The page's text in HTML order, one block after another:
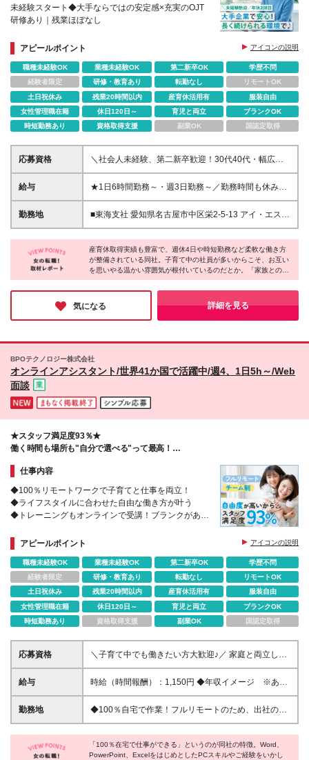
未経験スタート◆大手ならではの安定感×充実のOJT
研修あり｜残業ほぼなし
アピールポイント アイコンの説明
職種未経験OK 業種未経験OK 第二新卒OK
学歴不問
経験者限定
研修・教育あり 転勤なし
リモートOK
土日祝休み
残業20時間以内 産育休活用有
服装自由
女性管理職在籍
休日120日～ 育児と両立
ブランクOK
時短勤務あり
資格取得支援 副業OK 国認定取得
応募資格
＼社会人未経験、第二新卒歓迎！30代40代・幅広い
世代が活躍中♪／ ◆経験不問 ◆学歴不問 ※函館五稜郭
店に関しては宅建資格が必須になります。 ＼歓迎条
ができる方を歓迎いたします。 ━★1つでも当てはま
る方はぜひご応募ください！★━ ◇趣味も仕事も充
近いメンバーと一緒に働きたい ◇大手企業で安定し
て働きたい ◇この先も長く働ける環境で活躍したい
給与
★1日6時間勤務～・週3日勤務～／勤務時間も休みも
選べる！※勤務地によって異なる ★毎年の定期昇給あ
り！（※5年目まで） 月給：172,000～229,300円 ＋
／ ★定期昇給あり！ ……………………… 勤続1年で
2,500円／月、5年目には1万2,500円／月ずつ昇給！
無理せず、コツコツ頑張り続けるだけで、月給は着実
勤務地
■東海支社 愛知県名古屋市中区栄2-5-13 アイ・エスビ
ル9階 ＊名古屋市営地下鉄東山線・名城線「栄駅」 ＊
名古屋市営東山線・鶴舞線「伏見」駅から徒歩7分 ■
和歌山営業所 和歌山県和歌山市吉田571 2階 ＊紀勢本
線「和歌山駅」から徒歩5分 ■函館五稜郭店 北海道函
館市本町26-18 第二名美ビル 1階 ＊函館市電「五稜郭
公園前駅」から徒歩2分 (変更の範囲)上記を除く当社
関連勤務地
産育休取得実績も豊富で、週休4日や時短勤務など柔軟な働き方
が整備されている同社。子育て中の社員が多いからこそ、お互い
を思いやる温かい雰囲気が根付いているのだとか。「家族との時
間を大切にしながらキャリアも積める」という理想を、この会社
は実現していました。風通しの良さと制度の充実度があれば、ど
んな方でも安心して働き続けられるのではないでしょうか♪
気になる 詳細を見る
BPOテクノロジー株式会社
オンラインアシスタント/世界41か国で活躍中/週4、1日5h～/Web
面談
★スタッフ満足度93％★
働く時間も場所も"自分で選べる"って最高！
仕事内容
◆100％リモートワークで子育てと仕事を両立！
◆ライフスタイルに合わせた自由な働き方が叶う
◆トレーニングもオンラインで受講！ブランクがある
◆チームで助け合うから、在宅でも安心！
アピールポイント アイコンの説明
職種未経験OK 業種未経験OK 第二新卒OK
学歴不問
経験者限定
研修・教育あり 転勤なし
リモートOK
土日祝休み
残業20時間以内 産育休活用有
服装自由
女性管理職在籍
休日120日～ 育児と両立
ブランクOK
時短勤務あり
資格取得支援 副業OK 国認定取得
応募資格
＼子育て中でも働きたい方大歓迎♪／ 家庭と両立しな
がら活躍している方が多数！ これまでのご経験をい
かして働けます！ 【具体的には】 ・1年以上の社会人
ツールを業務で使用したご経験 （PowerPointや
Googleスプレッドシート、ファイルを複数人で共有
ーションを行った経験 オンラインミーティングを行
いますので、Webカメラを使用し、お顔を合わせてお
給与
時給（時間報酬）：1,150円 ◆年収イメージ ※あく
まで一例です 年収220万8,000円～（時間報酬1,150円
で1日8h×月20日×12カ月で計算） 年収110万4,000円
※トレーニング期間中（1ヶ月程度）も時間報酬は
1,150円です
勤務地
◆100％自宅で作業！フルリモートのため、出社の必
要はありません。 ≪本社≫ 東京都中央区銀座6-14-8
※業務には在宅ワークのできる環境が必要です。 ≪作
業をするにあたって必要な環境≫ ※スタートまでにご
「100％在宅で仕事ができる」というのが同社の特徴。Word、
PowerPoint、ExcelをはじめとしたPCスキルやご経験をいかし